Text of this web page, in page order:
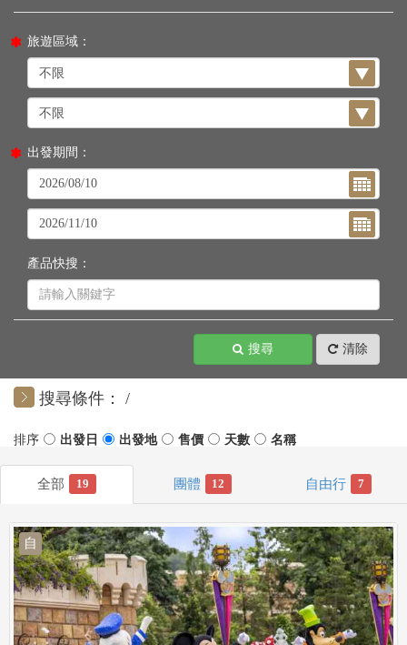
旅遊區域：
出發期間：
產品快搜：
搜尋 清除
搜尋條件：
19 12 7
自